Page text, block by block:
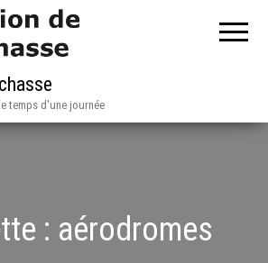
temps d'une journée
: aérodromes